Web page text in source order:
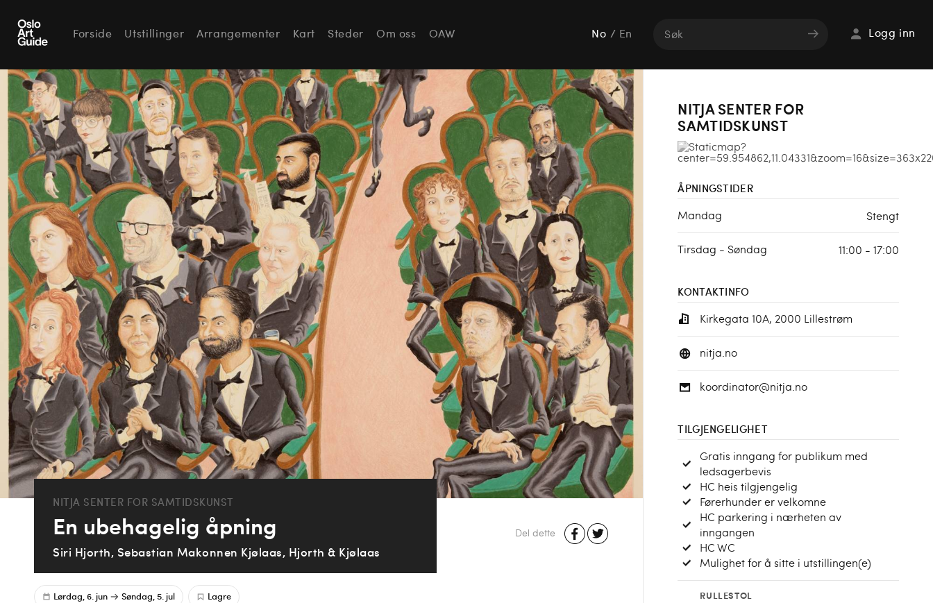
Forside Utstillinger Arrangementer Kart Steder Om oss OAW No / En Logg inn
NITJA SENTER FOR SAMTIDSKUNST
En ubehagelig åpning
Siri Hjorth, Sebastian Makonnen Kjølaas, Hjorth & Kjølaas
Lørdag, 6. jun Søndag, 5. jul Lagre
Del dette
NITJA SENTER FOR
SAMTIDSKUNST
ÅPNINGSTIDER
Mandag Stengt
Tirsdag - Søndag 11:00 - 17:00
KONTAKTINFO
Kirkegata 10A, 2000 Lillestrøm
nitja.no
koordinator@nitja.no
TILGJENGELIGHET
Gratis inngang for publikum med
ledsagerbevis
HC heis tilgjengelig
Førerhunder er velkomne
HC parkering i nærheten av
inngangen
HC WC
Mulighet for å sitte i utstillingen(e)
RULLESTOL